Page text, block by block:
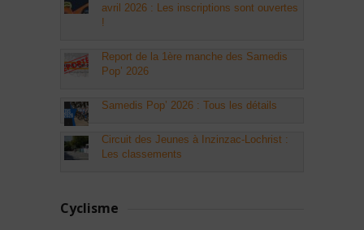
avril 2026 : Les inscriptions sont ouvertes
!
Report de la 1ère manche des Samedis
Pop’ 2026
Samedis Pop’ 2026 : Tous les détails
Circuit des Jeunes à Inzinzac-Lochrist :
Les classements
Cyclisme